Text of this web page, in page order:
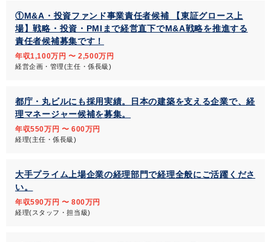
①M&A・投資ファンド事業責任者候補 【東証グロース上
場】戦略・投資・PMIまで経営直下でM&A戦略を推進する
責任者候補募集です！
年収1,100万円 〜 2,500万円
経営企画・管理(主任・係長級)
都庁・丸ビルにも採用実績。日本の建築を支える企業で、経
理マネージャー候補を募集。
年収550万円 〜 600万円
経理(主任・係長級)
大手プライム上場企業の経理部門で経理全般にご活躍くださ
い。
年収590万円 〜 800万円
経理(スタッフ・担当級)